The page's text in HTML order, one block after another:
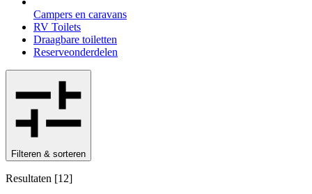
Campers en caravans
RV Toilets
Draagbare toiletten
Reserveonderdelen
Filteren & sorteren
Resultaten [12]